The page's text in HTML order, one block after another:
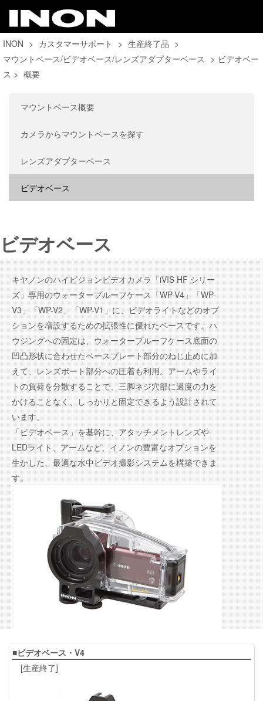
INON > カスタマーサポート > 生産終了品 >
マウントベース/ビデオベース/レンズアダプターベース > ビデオベー
ス > 概要
マウントベース概要
カメラからマウントベースを探す
レンズアダプターベース
ビデオベース
ビデオベース
キヤノンのハイビジョンビデオカメラ「iVIS HF シリー
ズ」専用のウォータープルーフケース「WP-V4」「WP-
V3」「WP-V2」「WP-V1」に、ビデオライトなどのオプ
ションを増設するための拡張性に優れたベースです。ハ
ウジングへの固定は、ウォータープルーフケース底面の
凹凸形状に合わせたベースプレート部分のねじ止めに加
えて、レンズポート部分への圧着も利用。アームやライ
トの負荷を分散することで、三脚ネジ穴部に過度の力を
かけることなく、しっかりと固定できるよう設計されて
います。
「ビデオベース」を基幹に、アタッチメントレンズや
LEDライト、アームなど、イノンの豊富なオプションを
生かした、最適な水中ビデオ撮影システムを構築できま
す。
■ビデオベース・V4
[生産終了]